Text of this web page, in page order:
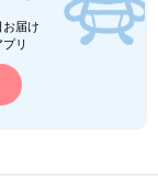
届け
リ